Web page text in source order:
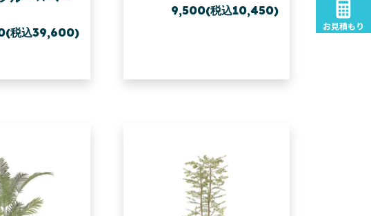
税込39,600)
9,500(税込10,450)
お見積もり